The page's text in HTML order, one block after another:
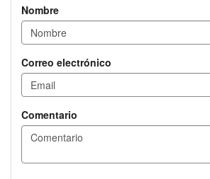
Nombre
Correo electrónico
Comentario